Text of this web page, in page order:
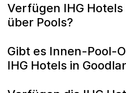
Verfügen IHG Hotels
über Pools?
Gibt es Innen-Pool-
IHG Hotels in